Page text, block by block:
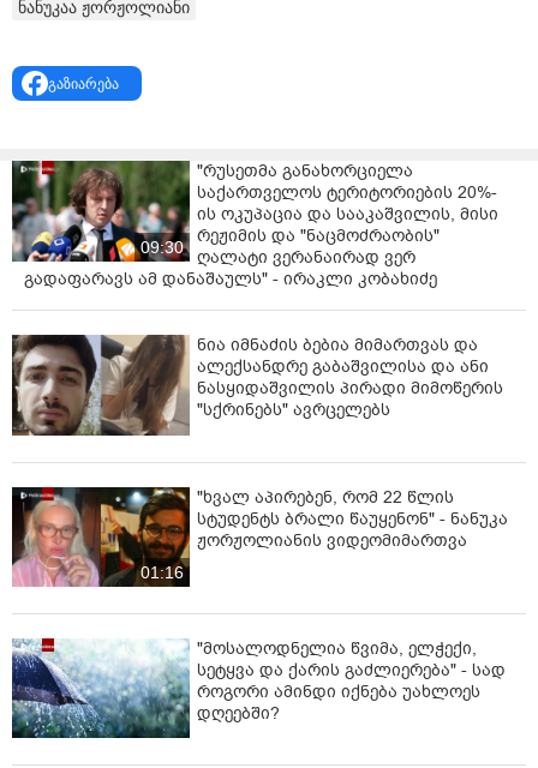
წერს, რომელსაც სამ დღიანი პატიმრობა მიესაჯა.
ჟორჟოლიანს 3- დღიანი ადმინისტრაციული
პატიმრობა შეუფარდა. ნანუკა ჟორჟოლიანი
სასამართლო დარბაზშივე დააკავეს.
შინაგან საქმეთა სამინისტრო, ჟორჟოლიანს 2025
წლის დეკემბრის თვეში, ადმინისტრაციულ
სამართალდარღვევათა კოდექსის 174-ე პრიმა
მუხლის პირველი ნაწილის დარღვევას ედავებოდა,
რაც ტროტუარზე ქვეითთა გადაადგილების ხელოვნურ
შეფერხებას გულისხმობს, რომელიც 2-დან 15 დღემდე
ადმინისტრაციულ პატიმრობას ითვალისწინებს.
ნანუკაა ჟორჟოლიანი
გაზიარება
09:30
"რუსეთმა განახორციელა
საქართველოს ტერიტორიების 20%-
ის ოკუპაცია და სააკაშვილის, მისი
რეჟიმის და "ნაცმოძრაობის"
ღალატი ვერანაირად ვერ
გადაფარავს ამ დანაშაულს" - ირაკლი კობახიძე
ნია იმნაძის ბებია მიმართვას და
ალექსანდრე გაბაშვილისა და ანი
ნასყიდაშვილის პირადი მიმოწერის
"სქრინებს" ავრცელებს
01:16
"ხვალ აპირებენ, რომ 22 წლის
სტუდენტს ბრალი წაუყენონ" - ნანუკა
ჟორჟოლიანის ვიდეომიმართვა
"მოსალოდნელია წვიმა, ელჭექი,
სეტყვა და ქარის გაძლიერება" - სად
როგორი ამინდი იქნება უახლოეს
დღეებში?